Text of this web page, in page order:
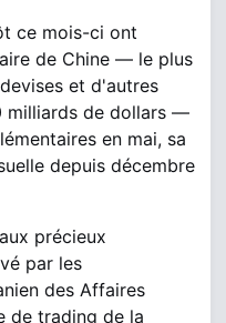
ce mois-ci ont
de Chine — le plus
et d'autres
milliards de dollars —
en mai, sa
depuis décembre
précieux
par les
des Affaires
de trading de la